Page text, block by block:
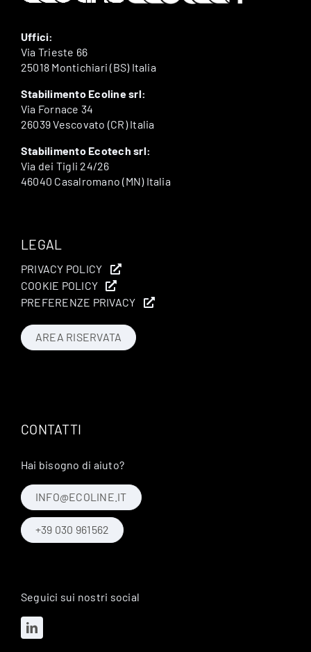
Uffici:
Via Trieste 66
25018 Montichiari (BS) Italia
Stabilimento Ecoline srl:
Via Fornace 34
26039 Vescovato (CR) Italia
Stabilimento Ecotech srl:
Via dei Tigli 24/26
46040 Casalromano (MN) Italia
LEGAL
PRIVACY POLICY
COOKIE POLICY
PREFERENZE PRIVACY
AREA RISERVATA
CONTATTI
Hai bisogno di aiuto?
INFO@ECOLINE.IT
+39 030 961562
Seguici sui nostri social